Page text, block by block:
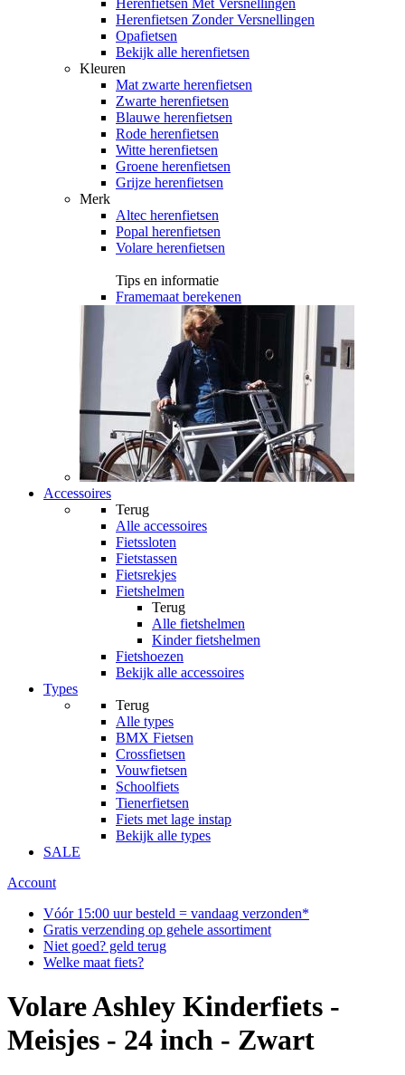
Herenfietsen Met Versnellingen
Herenfietsen Zonder Versnellingen
Opafietsen
Bekijk alle herenfietsen
Kleuren
Mat zwarte herenfietsen
Zwarte herenfietsen
Blauwe herenfietsen
Rode herenfietsen
Witte herenfietsen
Groene herenfietsen
Grijze herenfietsen
Merk
Altec herenfietsen
Popal herenfietsen
Volare herenfietsen
Tips en informatie
Framemaat berekenen
Accessoires
Terug
Alle accessoires
Fietssloten
Fietstassen
Fietsrekjes
Fietshelmen
Terug
Alle fietshelmen
Kinder fietshelmen
Fietshoezen
Bekijk alle accessoires
Types
Terug
Alle types
BMX Fietsen
Crossfietsen
Vouwfietsen
Schoolfiets
Tienerfietsen
Fiets met lage instap
Bekijk alle types
SALE
Account
Vóór 15:00 uur besteld = vandaag verzonden*
Gratis verzending op gehele assortiment
Niet goed? geld terug
Welke maat fiets?
Volare Ashley Kinderfiets -
Meisjes - 24 inch - Zwart